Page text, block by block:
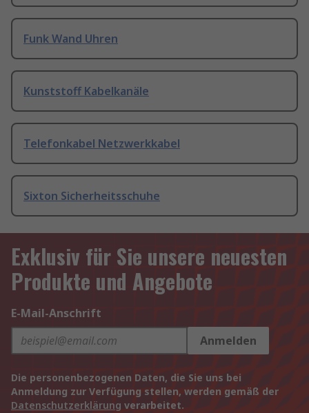
Funk Wand Uhren
Kunststoff Kabelkanäle
Telefonkabel Netzwerkkabel
Sixton Sicherheitsschuhe
Exklusiv für Sie unsere neuesten
Produkte und Angebote
E-Mail-Anschrift
Anmelden
Die personenbezogenen Daten, die Sie uns bei
Anmeldung zur Verfügung stellen, werden gemäß der
Datenschutzerklärung verarbeitet.